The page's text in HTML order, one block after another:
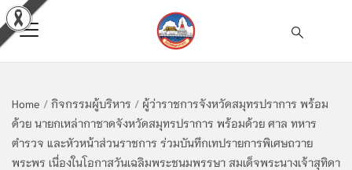
Home / กิจกรรมผู้บริหาร / ผู้ว่าราชการจังหวัดสมุทรปราการ พร้อม
ด้วย นายกเหล่ากาชาดจังหวัดสมุทรปราการ พร้อมด้วย ศาล ทหาร
ตำรวจ และหัวหน้าส่วนราชการ ร่วมบันทึกเทปรายการพิเศษถวาย
พระพร เนื่องในโอกาสวันเฉลิมพระชนมพรรษา สมเด็จพระนางเจ้าสุทิดา